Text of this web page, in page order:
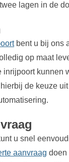
lagen in de
bent u bij ons
op maat
inrijpoort kunnen
de keuze uit
u snel
aanvraag doen